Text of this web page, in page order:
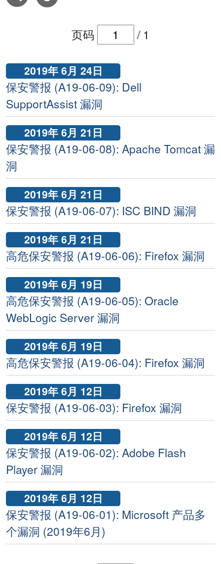
页码 / 1
2019年 6月 24日
保安警报 (A19-06-09): Dell
SupportAssist 漏洞
2019年 6月 21日
保安警报 (A19-06-08): Apache Tomcat 漏
洞
2019年 6月 21日
保安警报 (A19-06-07): ISC BIND 漏洞
2019年 6月 21日
高危保安警报 (A19-06-06): Firefox 漏洞
2019年 6月 19日
高危保安警报 (A19-06-05): Oracle
WebLogic Server 漏洞
2019年 6月 19日
高危保安警报 (A19-06-04): Firefox 漏洞
2019年 6月 12日
保安警报 (A19-06-03): Firefox 漏洞
2019年 6月 12日
保安警报 (A19-06-02): Adobe Flash
Player 漏洞
2019年 6月 12日
保安警报 (A19-06-01): Microsoft 产品多
个漏洞 (2019年6月)